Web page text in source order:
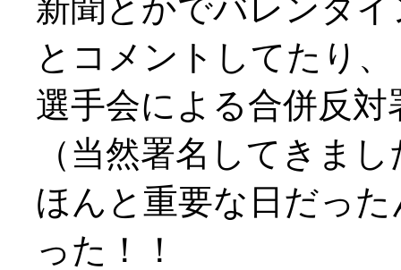
新聞とかでバレンタ
とコメントしてたり、
選手会による合併反
（当然署名してきま
ほんと重要な日だっ
った！！